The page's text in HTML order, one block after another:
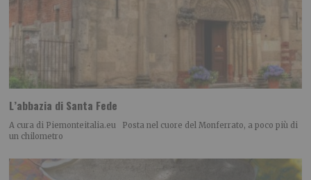
L’abbazia di Santa Fede
A cura di Piemonteitalia.eu Posta nel cuore del Monferrato, a poco più di
un chilometro